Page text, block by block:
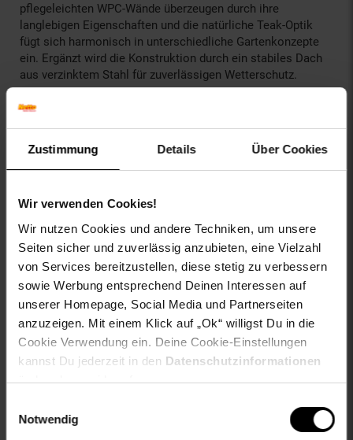
Zustimmung Details Über Cookies
Wir verwenden Cookies!
Wir nutzen Cookies und andere Techniken, um unsere
Seiten sicher und zuverlässig anzubieten, eine Vielzahl
von Services bereitzustellen, diese stetig zu verbessern
sowie Werbung entsprechend Deinen Interessen auf
unserer Homepage, Social Media und Partnerseiten
anzuzeigen. Mit einem Klick auf „Ok“ willigst Du in die
Cookie Verwendung ein. Deine Cookie-Einstellungen
kannst Du jederzeit in den Datenschutzinformationen
ändern bzw. widerrufen.
Notwendig
pflegeleichten WPC-Wände überzeugen durch ihre
langlebigen Eigenschaften und die natürliche Teak-Optik
fügt sich harmonisch in unterschiedliche Gartenkonzepte
ein. Ergänzt wird die Konstruktion durch ein stabiles Dach
aus verzinktem Stahl für zuverlässigen Wetterschutz.
Highlights
WPC Gartenhaus in natürlicher Teak-Optik
Ideal für Gartengeräte, Fahrräder und Gartenmöbel
Wetterbeständige Konstruktion aus WPC und Stahl
Pflegeleichte und langlebige Materialien
Technische Daten
Sockelmaß:212,4 × 212,4 cm
Dachmaß:237 × 227,5 cm
Gesamthöhe:227,5 cm
Grundfläche:ca. 4,51 m²
Wandmaterial:WPC (Holz-Kunststoff-Verbund)
Türen & Fenster:
Aluminiumrahmen mit Acrylglas